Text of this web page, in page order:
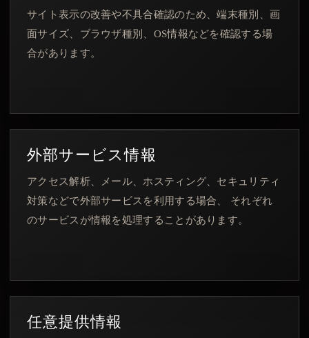
サイト表示の改善や不具合確認のため、端末種別、画
面サイズ、ブラウザ種別、OS情報などを確認する場
合があります。
外部サービス情報
アクセス解析、メール、ホスティング、セキュリティ
対策などで外部サービスを利用する場合、 それぞれ
のサービスが情報を処理することがあります。
任意提供情報